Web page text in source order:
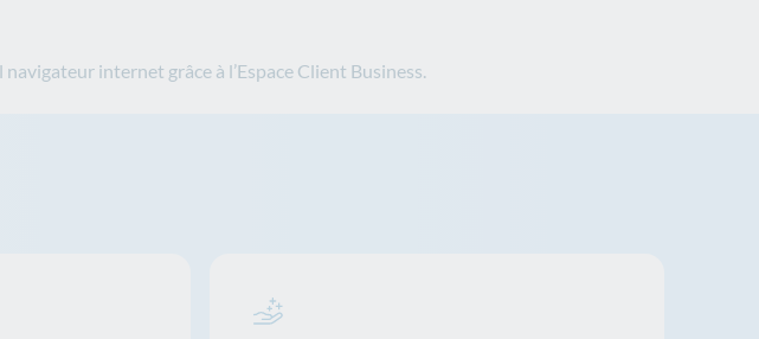
internet grâce à l’Espace Client Business.